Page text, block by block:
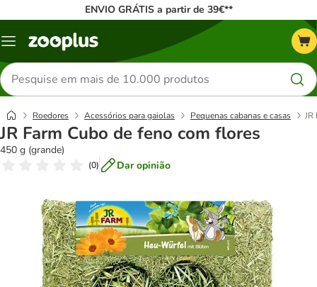
ENVIO GRÁTIS a partir de 39€**
Menu
Pesquisar
produtos
Roedores Acessórios para gaiolas Pequenas cabanas e casas JR
JR Farm Cubo de feno com flores
450 g (grande)
(0) Dar opinião